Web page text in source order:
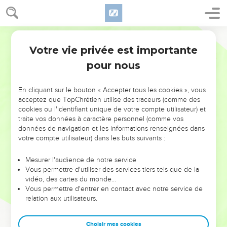
NE MANQUEZ PAS L’ÉVÉNEMENT
DE L’ANNÉE !
ET SI LEURS ERREURS POUVAIENT VOUS ÉVITER LES
VOTRES ?
leur foi ou leur vision. Mais on voit moins les doutes, les erreurs
et les saisons difficiles qu'ils ont traversés, alors même que ce
sont elles qui les ont façonnés.
Dans cette conférence, leaders, entrepreneurs, et responsables
clés pour avancer avec plus de sagesse afin que leurs erreurs
Votre vie privée est importante
pour nous
En cliquant sur le bouton « Accepter tous les cookies », vous
acceptez que TopChrétien utilise des traceurs (comme des
cookies ou l'identifiant unique de votre compte utilisateur) et
traite vos données à caractère personnel (comme vos
données de navigation et les informations renseignées dans
votre compte utilisateur) dans les buts suivants :
Mesurer l'audience de notre service
Vous permettre d'utiliser des services tiers tels que de la
vidéo, des cartes du monde…
Vous permettre d'entrer en contact avec notre service de
relation aux utilisateurs.
Choisir mes cookies